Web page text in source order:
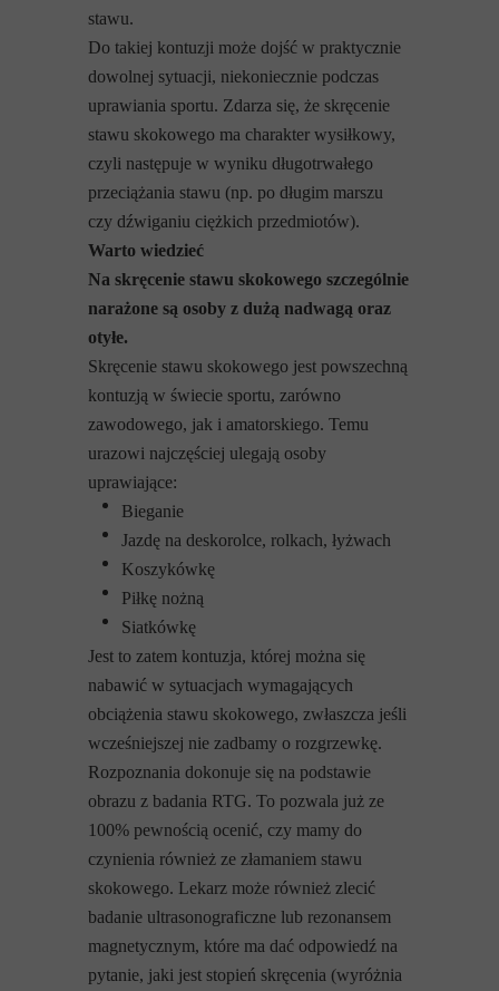
stawu.
Do takiej kontuzji może dojść w praktycznie
dowolnej sytuacji, niekoniecznie podczas
uprawiania sportu. Zdarza się, że skręcenie
stawu skokowego ma charakter wysiłkowy,
czyli następuje w wyniku długotrwałego
przeciążania stawu (np. po długim marszu
czy dźwiganiu ciężkich przedmiotów).
Warto wiedzieć
Na skręcenie stawu skokowego szczególnie
narażone są osoby z dużą nadwagą oraz
otyłe.
Skręcenie stawu skokowego jest powszechną
kontuzją w świecie sportu, zarówno
zawodowego, jak i amatorskiego. Temu
urazowi najczęściej ulegają osoby
uprawiające:
Bieganie
Jazdę na deskorolce, rolkach, łyżwach
Koszykówkę
Piłkę nożną
Siatkówkę
Jest to zatem kontuzja, której można się
nabawić w sytuacjach wymagających
obciążenia stawu skokowego, zwłaszcza jeśli
wcześniejszej nie zadbamy o rozgrzewkę.
Rozpoznania dokonuje się na podstawie
obrazu z badania RTG. To pozwala już ze
100% pewnością ocenić, czy mamy do
czynienia również ze złamaniem stawu
skokowego. Lekarz może również zlecić
badanie ultrasonograficzne lub rezonansem
magnetycznym, które ma dać odpowiedź na
pytanie, jaki jest stopień skręcenia (wyróżnia